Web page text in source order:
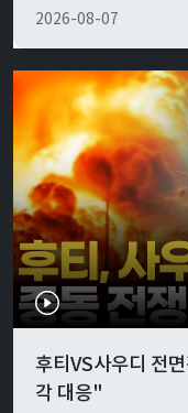
2026-08-07
후티VS사우디 전
각 대응"